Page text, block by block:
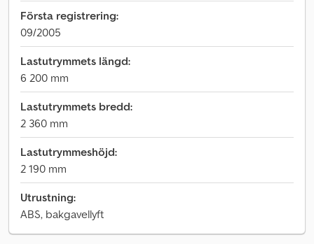
Första registrering:
09/2005
Lastutrymmets längd:
6 200 mm
Lastutrymmets bredd:
2 360 mm
Lastutrymmeshöjd:
2 190 mm
Utrustning:
ABS, bakgavellyft